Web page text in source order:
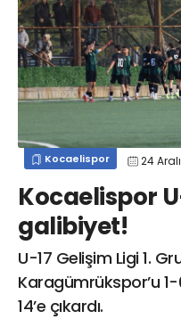
Kocaelispor 24
Kocaelispor
galibiyet!
U-17 Gelişim Ligi 1.
Karagümrükspor’u
14’e çıkardı.